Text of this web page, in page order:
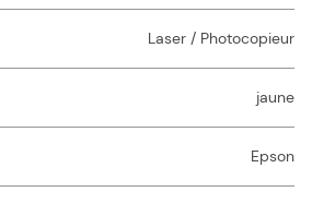
Laser / Photocopieur
jaune
Epson